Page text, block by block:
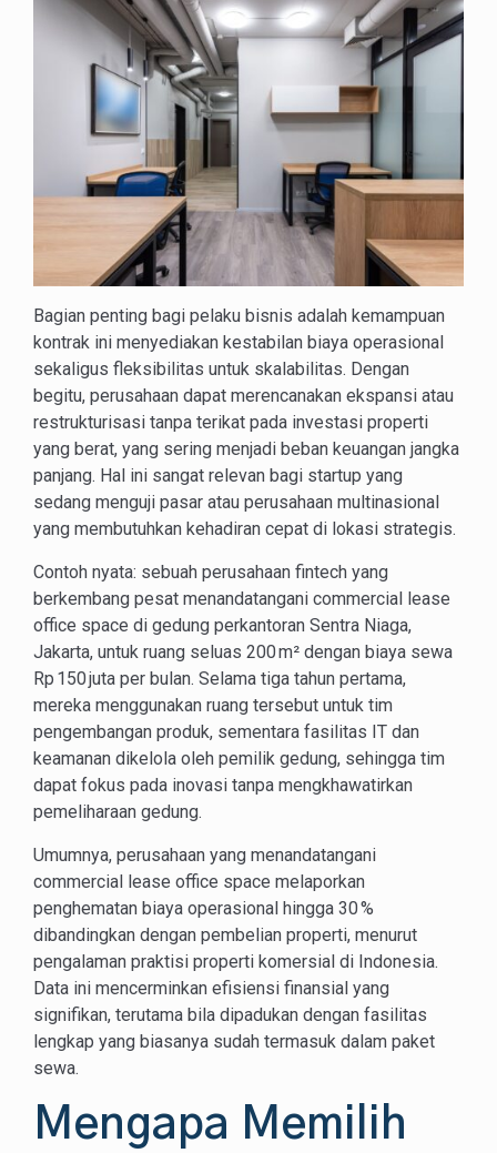
Bagian penting bagi pelaku bisnis adalah kemampuan
kontrak ini menyediakan kestabilan biaya operasional
sekaligus fleksibilitas untuk skalabilitas. Dengan
begitu, perusahaan dapat merencanakan ekspansi atau
restrukturisasi tanpa terikat pada investasi properti
yang berat, yang sering menjadi beban keuangan jangka
panjang. Hal ini sangat relevan bagi startup yang
sedang menguji pasar atau perusahaan multinasional
yang membutuhkan kehadiran cepat di lokasi strategis.
Contoh nyata: sebuah perusahaan fintech yang
berkembang pesat menandatangani commercial lease
office space di gedung perkantoran Sentra Niaga,
Jakarta, untuk ruang seluas 200 m² dengan biaya sewa
Rp 150 juta per bulan. Selama tiga tahun pertama,
mereka menggunakan ruang tersebut untuk tim
pengembangan produk, sementara fasilitas IT dan
keamanan dikelola oleh pemilik gedung, sehingga tim
dapat fokus pada inovasi tanpa mengkhawatirkan
pemeliharaan gedung.
Umumnya, perusahaan yang menandatangani
commercial lease office space melaporkan
penghematan biaya operasional hingga 30 %
dibandingkan dengan pembelian properti, menurut
pengalaman praktisi properti komersial di Indonesia.
Data ini mencerminkan efisiensi finansial yang
signifikan, terutama bila dipadukan dengan fasilitas
lengkap yang biasanya sudah termasuk dalam paket
sewa.
Mengapa Memilih